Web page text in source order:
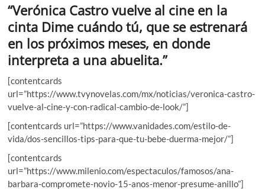
“Verónica Castro vuelve al cine en la
cinta Dime cuándo tú, que se estrenará
en los próximos meses, en donde
interpreta a una abuelita.”
[contentcards
url=”https://www.tvynovelas.com/mx/noticias/veronica-castro-
vuelve-al-cine-y-con-radical-cambio-de-look/”]
[contentcards url=”https://www.vanidades.com/estilo-de-
vida/dos-sencillos-tips-para-que-tu-bebe-duerma-mejor/”]
[contentcards
url=”https://www.milenio.com/espectaculos/famosos/ana-
barbara-compromete-novio-15-anos-menor-presume-anillo”]